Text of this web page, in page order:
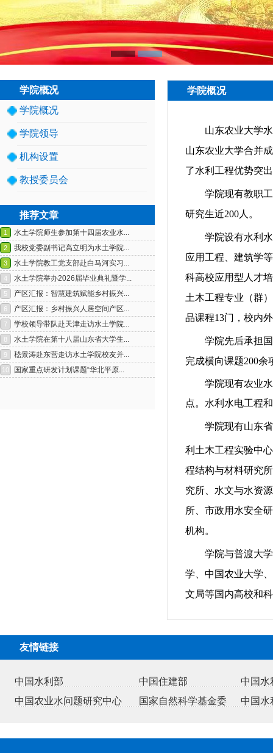
1
学院概况
学院概况
学院领导
机构设置
教授委员会
推荐文章
学院概况
山东农业大学
山东农业大学合并
了水利工程优势突
学院现有教职工
研究生近200人。
学院设有水利
应用工程、建筑学等
科高校应用型人才
土木工程专业（群
品课程13门，校内
学院先后承担
完成横向课题200余
学院现有农业
点。水利水电工程
学院现有山东
利土木工程实验中
程结构与材料研究
究所、水文与水资
所、市政用水安全
机构。
学院与普渡大
学、中国农业大学
文局等国内高校和
友情链接
中国水利部 中国住建部
中国水
中国农业水问题研究中心
国家自然科学基金委 中国水